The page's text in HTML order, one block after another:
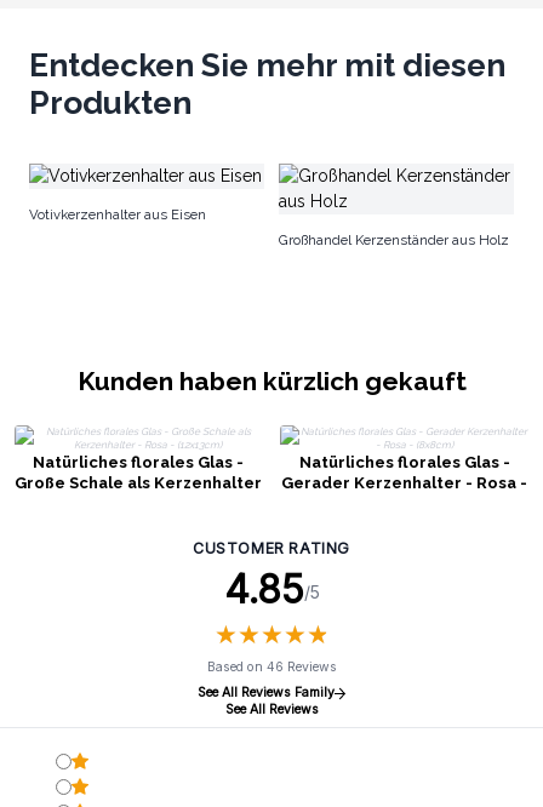
Entdecken Sie mehr mit diesen
Produkten
Votivkerzenhalter aus Eisen
Großhandel Kerzenständer aus Holz
Kunden haben kürzlich gekauft
Natürliches florales Glas -
Große Schale als Kerzenhalter
Natürliches florales Glas -
Gerader Kerzenhalter - Rosa -
CUSTOMER RATING
4.85/5
★★★★★
★★★★★
Based on 46 Reviews
See All Reviews Family
See All Reviews